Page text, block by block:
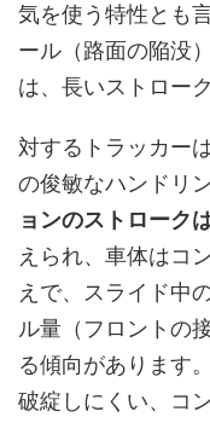
気を使う特性とも
ール（路面の陥没
は、長いストロー
対するトラッカー
の俊敏なハンドリ
ョンのストローク
えられ、車体はコ
えで、スライド中
ル量 （フロントの
る傾向があります
破綻しにくい、コ